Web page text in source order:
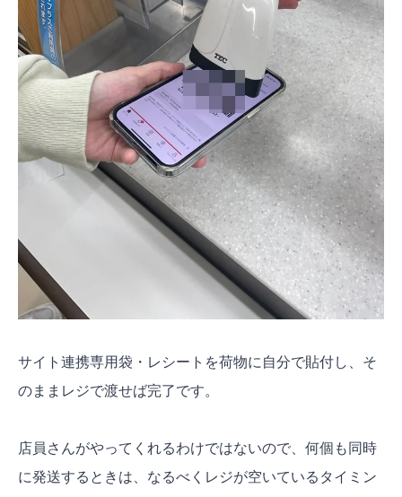
サイト連携専用袋・レシートを荷物に自分で貼付し、そ
のままレジで渡せば完了です。
店員さんがやってくれるわけではないので、何個も同時
に発送するときは、なるべくレジが空いているタイミン